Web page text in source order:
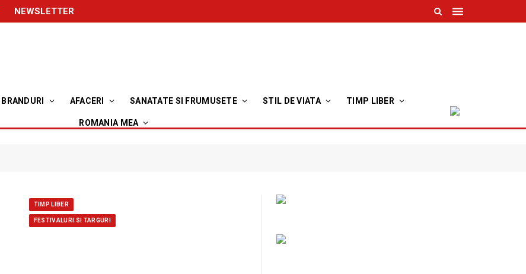
NEWSLETTER
BRANDURI AFACERI SANATATE SI FRUMUSETE STIL DE VIATA TIMP LIBER
ROMANIA MEA
TIMP LIBER
FESTIVALURI SI TARGURI